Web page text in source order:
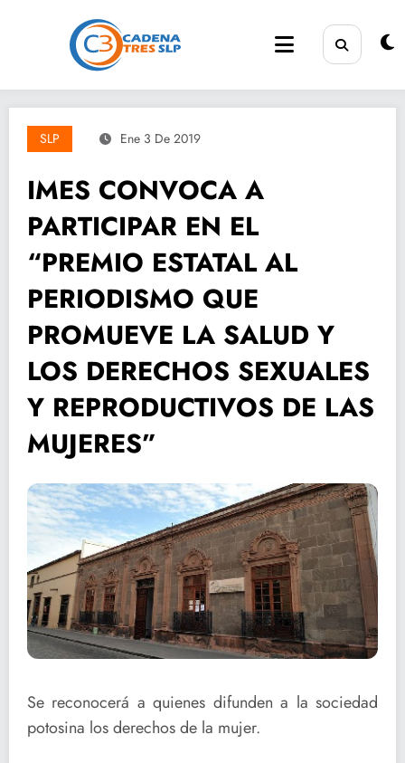
SLP Ene 3 De 2019
IMES CONVOCA A
PARTICIPAR EN EL
“PREMIO ESTATAL AL
PERIODISMO QUE
PROMUEVE LA SALUD Y
LOS DERECHOS SEXUALES
Y REPRODUCTIVOS DE LAS
MUJERES”
Se reconocerá a quienes difunden a la sociedad
potosina los derechos de la mujer.